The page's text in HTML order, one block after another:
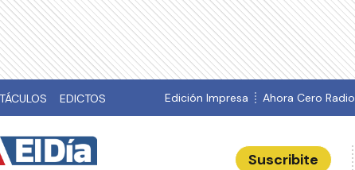
EDICTOS Edición Impresa Ahora Cero Radio
Suscribite